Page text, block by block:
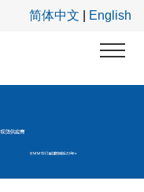
简体中文 English